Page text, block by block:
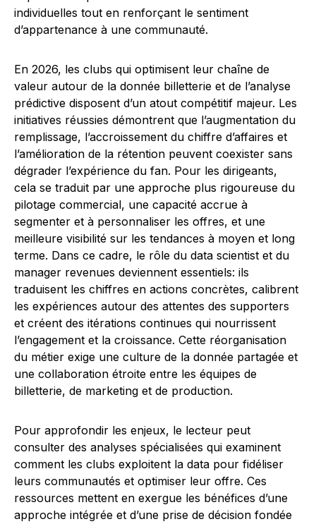
individuelles tout en renforçant le sentiment
d’appartenance à une communauté.
En 2026, les clubs qui optimisent leur chaîne de
valeur autour de la donnée billetterie et de l’analyse
prédictive disposent d’un atout compétitif majeur. Les
initiatives réussies démontrent que l’augmentation du
remplissage, l’accroissement du chiffre d’affaires et
l’amélioration de la rétention peuvent coexister sans
dégrader l’expérience du fan. Pour les dirigeants,
cela se traduit par une approche plus rigoureuse du
pilotage commercial, une capacité accrue à
segmenter et à personnaliser les offres, et une
meilleure visibilité sur les tendances à moyen et long
terme. Dans ce cadre, le rôle du data scientist et du
manager revenues deviennent essentiels: ils
traduisent les chiffres en actions concrètes, calibrent
les expériences autour des attentes des supporters
et créent des itérations continues qui nourrissent
l’engagement et la croissance. Cette réorganisation
du métier exige une culture de la donnée partagée et
une collaboration étroite entre les équipes de
billetterie, de marketing et de production.
Pour approfondir les enjeux, le lecteur peut
consulter des analyses spécialisées qui examinent
comment les clubs exploitent la data pour fidéliser
leurs communautés et optimiser leur offre. Ces
ressources mettent en exergue les bénéfices d’une
approche intégrée et d’une prise de décision fondée